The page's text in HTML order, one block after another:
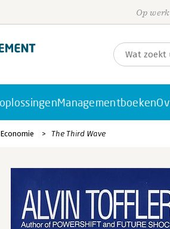
Op
Managementboeken
Economie The Third Wave